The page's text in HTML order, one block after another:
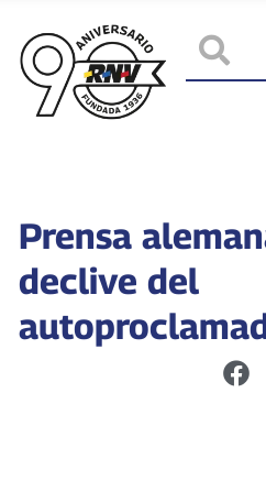
Prensa
declive del